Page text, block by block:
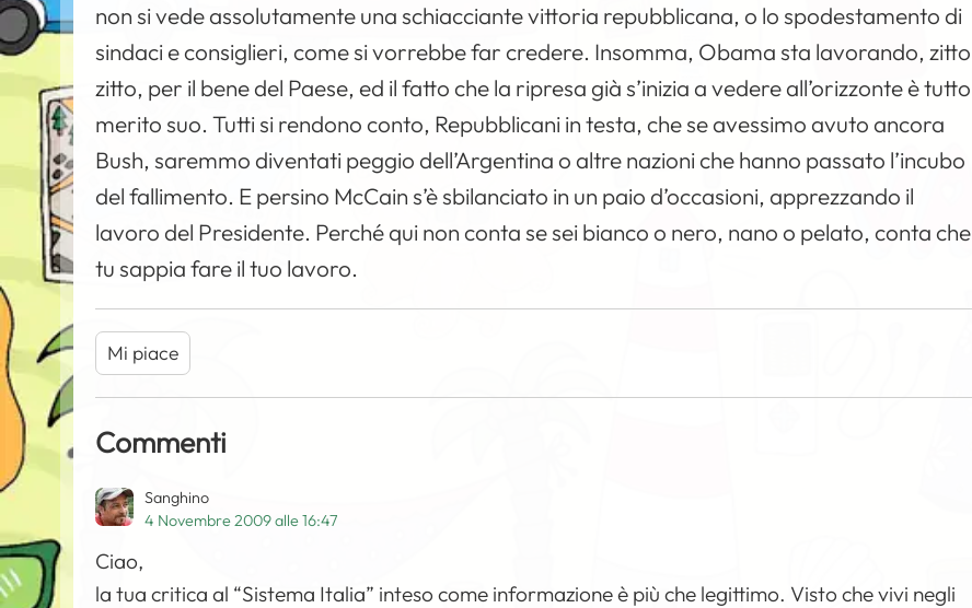
non si vede assolutamente una schiacciante vittoria repubblicana, o lo spodestamento di
sindaci e consiglieri, come si vorrebbe far credere. Insomma, Obama sta lavorando, zitto
zitto, per il bene del Paese, ed il fatto che la ripresa già s’inizia a vedere all’orizzonte è tutto
merito suo. Tutti si rendono conto, Repubblicani in testa, che se avessimo avuto ancora
Bush, saremmo diventati peggio dell’Argentina o altre nazioni che hanno passato l’incubo
del fallimento. E persino McCain s’è sbilanciato in un paio d’occasioni, apprezzando il
lavoro del Presidente. Perché qui non conta se sei bianco o nero, nano o pelato, conta che
tu sappia fare il tuo lavoro.
Mi piace
Commenti
Sanghino
4 Novembre 2009 alle 16:47
Ciao,
la tua critica al “Sistema Italia” inteso come informazione è più che legittimo. Visto che vivi negli